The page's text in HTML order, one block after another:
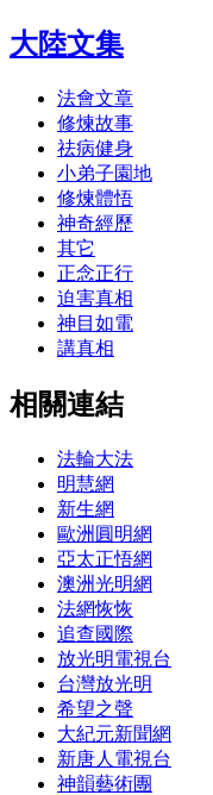
大陸文集
法會文章
修煉故事
祛病健身
小弟子園地
修煉體悟
神奇經歷
其它
正念正行
迫害真相
神目如電
講真相
相關連結
法輪大法
明慧網
新生網
歐洲圓明網
亞太正悟網
澳洲光明網
法網恢恢
追查國際
放光明電視台
台灣放光明
希望之聲
大紀元新聞網
新唐人電視台
神韻藝術團